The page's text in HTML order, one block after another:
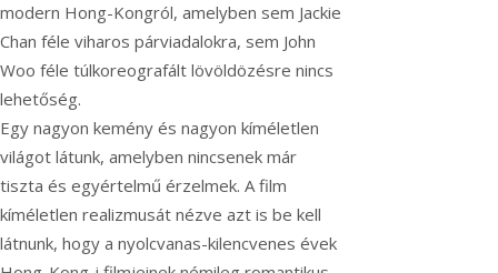
modern Hong-Kongról, amelyben sem Jackie
Chan féle viharos párviadalokra, sem John
Woo féle túlkoreografált lövöldözésre nincs
lehetőség.
Egy nagyon kemény és nagyon kíméletlen
világot látunk, amelyben nincsenek már
tiszta és egyértelmű érzelmek. A film
kíméletlen realizmusát nézve azt is be kell
látnunk, hogy a nyolcvanas-kilencvenes évek